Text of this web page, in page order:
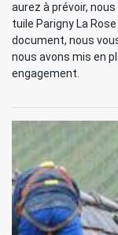
aurez à prévoir,
tuile Parigny La
document, nous
nous avons mis en
engagement.